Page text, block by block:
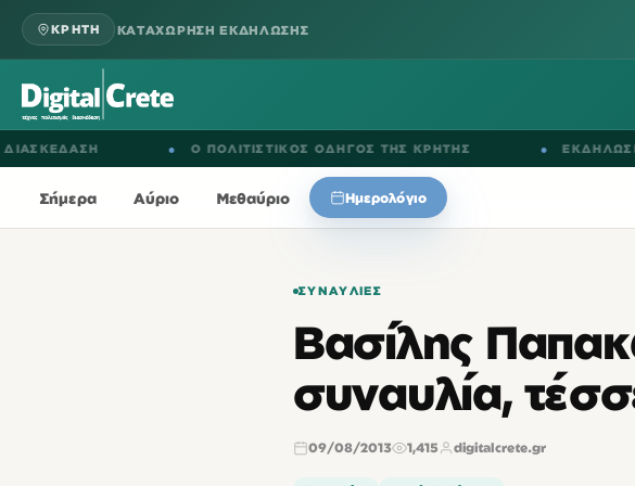
ΚΡΗΤΗ ΚΑΤΑΧΩΡΗΣΗ ΕΚΔΗΛΩΣΗΣ
Ο ΠΟΛΙΤΙΣΤΙΚΟΣ ΟΔΗΓΟΣ ΤΗΣ ΚΡΗΤΗΣ ΕΚΔΗΛΩΣΕΙΣ ΣΕ
Σήμερα Αύριο Μεθαύριο Ημερολόγιο
ΣΥΝΑΥΛΊΕΣ
Βασίλης
συναυλία,
09/08/2013 1,415 digitalcrete.gr